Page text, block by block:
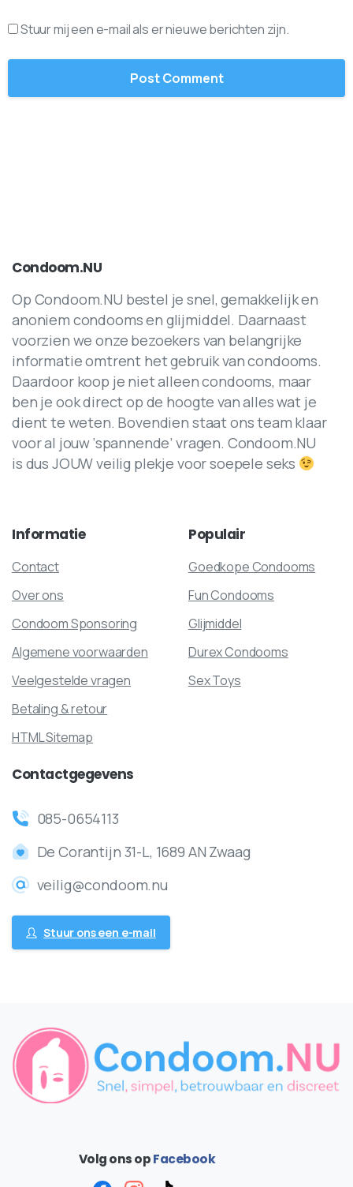
Stuur mij een e-mail als er nieuwe berichten zijn.
Condoom.NU
Op Condoom.NU bestel je snel, gemakkelijk en
anoniem condooms en glijmiddel. Daarnaast
voorzien we onze bezoekers van belangrijke
informatie omtrent het gebruik van condooms.
Daardoor koop je niet alleen condooms, maar
ben je ook direct op de hoogte van alles wat je
dient te weten. Bovendien staat ons team klaar
voor al jouw ‘spannende’ vragen. Condoom.NU
is dus JOUW veilig plekje voor soepele seks
Informatie
Contact
Over ons
Condoom Sponsoring
Algemene voorwaarden
Veelgestelde vragen
Betaling & retour
HTML Sitemap
Populair
Goedkope Condooms
Fun Condooms
Glijmiddel
Durex Condooms
Sex Toys
Contactgegevens
085-0654113
De Corantijn 31-L, 1689 AN Zwaag
veilig@condoom.nu
Stuur ons een e-mail
Volg ons opFacebook